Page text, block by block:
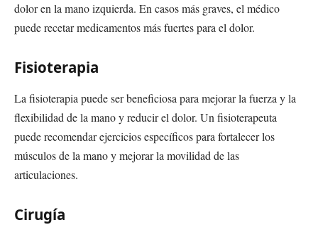
dolor en la mano izquierda. En casos más graves, el médico
puede recetar medicamentos más fuertes para el dolor.
Fisioterapia
La fisioterapia puede ser beneficiosa para mejorar la fuerza y ​​la
flexibilidad de la mano y reducir el dolor. Un fisioterapeuta
puede recomendar ejercicios específicos para fortalecer los
músculos de la mano y mejorar la movilidad de las
articulaciones.
Cirugía